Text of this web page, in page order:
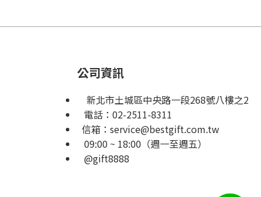
公司資訊
新北市土城區中央路一段268號八樓之2
電話： 02-2511-8311
信箱： service@bestgift.com.tw
09:00 ~ 18:00（週一至週五）
@gift8888